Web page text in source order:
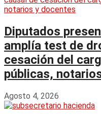
Diputados
amplía test de
cesación del
públicas,
Agosto 4, 2026